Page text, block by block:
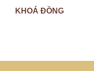
KHOÁ ĐỒNG